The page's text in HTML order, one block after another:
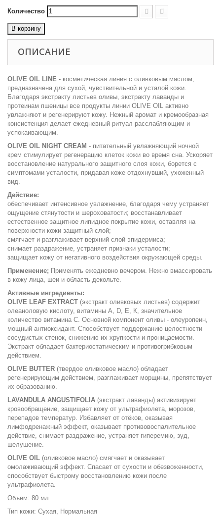
Количество
В корзину
ОПИСАНИЕ
OLIVE OIL LINE - косметическая линия с оливковым маслом,
предназначена для сухой, чувствительной и усталой кожи.
Благодаря экстракту листьев оливы, экстракту лаванды и
протеинам пшеницы все продукты линии ОLIVE OIL активно
увлажняют и регенерируют кожу. Нежный аромат и кремообразная
консистенция делает ежедневный ритуал расслабляющим и
успокаивающим.
OLIVE OIL NIGHT CREAM - питательный увлажняющий ночной
крем стимулирует регенерацию клеток кожи во время сна. Ускоряет
восстановление натурального защитного слоя кожи, борется с
симптомами усталости, придавая коже отдохнувший, ухоженный
вид.
Действие:
обеспечивает интенсивное увлажнение, благодаря чему устраняет
ощущение стянутости и шероховатости; восстанавливает
естественное защитное липидное покрытие кожи, оставляя на
поверхности кожи защитный слой;
смягчает и разглаживает верхний слой эпидермиса;
снимает раздражение, устраняет признаки усталости;
защищает кожу от негативного воздействия окружающей среды.
Применение; Применять ежедневно вечером. Нежно вмассировать
в кожу лица, шеи и область декольте.
Активные ингредиенты:
OLIVE LEAF EXTRACT (экстракт оливковых листьев) содержит
олеаноловую кислоту, витамины А, D, Е, К, значительное
количество витамина С. Основной компонент оливы - олеуропеин,
мощный антиоксидант. Способствует поддержанию целостности
сосудистых стенок, снижению их хрупкости и проницаемости.
Экстракт обладает бактериостатическим и противогрибковым
действием.
OLIVE BUTTER (твердое оливковое масло) обладает
регенерирующим действием, разглаживает морщины, препятствует
их образованию.
LAVANDULA ANGUSTIFOLIA (экстракт лаванды) активизирует
кровообращение, защищает кожу от ультрафиолета, морозов,
перепадов температур. Избавляет от отёков, оказывая
лимфодренажный эффект, оказывает противовоспалительное
действие, снимает раздражение, устраняет гиперемию, зуд,
шелушение.
OLIVE OIL (оливковое масло) смягчает и оказывает
омолаживающий эффект. Спасает от сухости и обезвоженности,
способствует быстрому восстановлению кожи после
ультрафиолета.
Объем: 80 мл
Тип кожи: Сухая, Нормальная